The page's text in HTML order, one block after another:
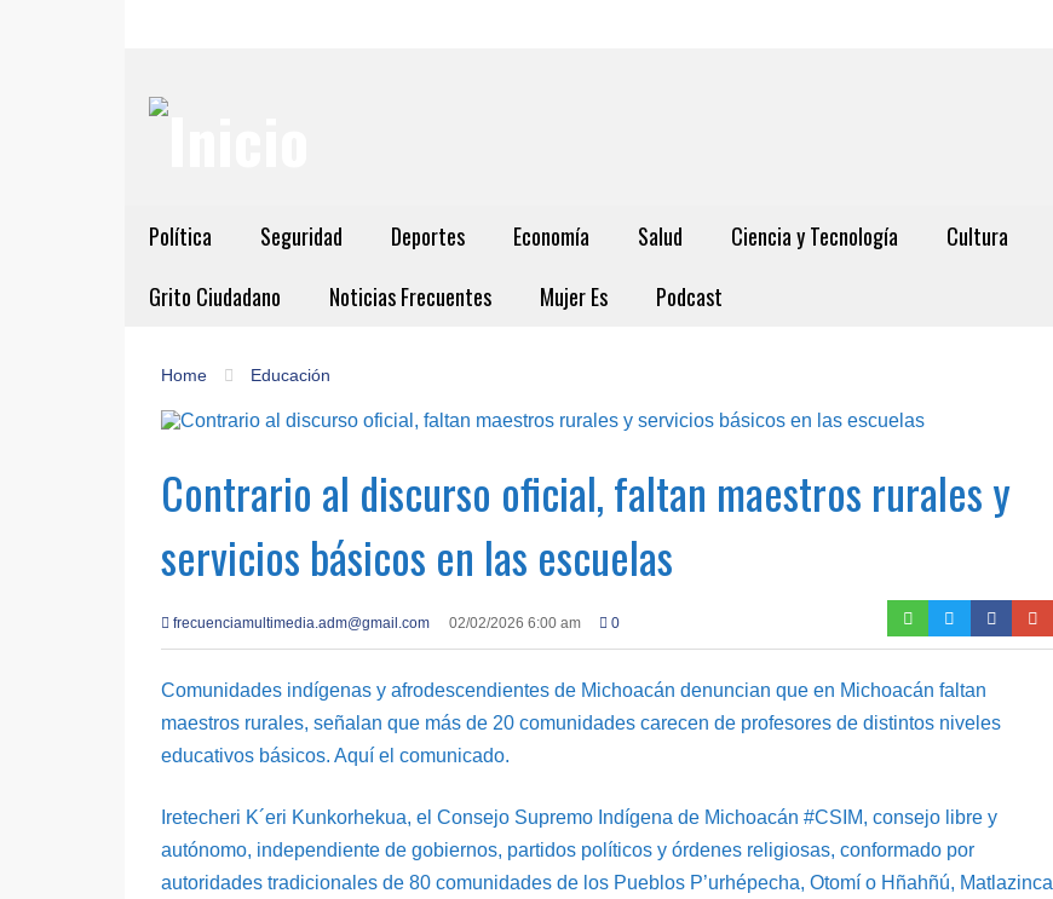
Política Seguridad Deportes Economía Salud Ciencia y Tecnología Cultura
Grito Ciudadano
Noticias Frecuentes Mujer Es Podcast
Home Educación
Contrario al discurso oficial, faltan maestros rurales y
servicios básicos en las escuelas
frecuenciamultimedia.adm@gmail.com 02/02/2026 6:00 am 0
Comunidades indígenas y afrodescendientes de Michoacán denuncian que en Michoacán faltan
maestros rurales, señalan que más de 20 comunidades carecen de profesores de distintos niveles
educativos básicos. Aquí el comunicado.
Iretecheri K´eri Kunkorhekua, el Consejo Supremo Indígena de Michoacán #CSIM, consejo libre y
autónomo, independiente de gobiernos, partidos políticos y órdenes religiosas, conformado por
autoridades tradicionales de 80 comunidades de los Pueblos P’urhépecha, Otomí o Hñahñú, Matlazinca